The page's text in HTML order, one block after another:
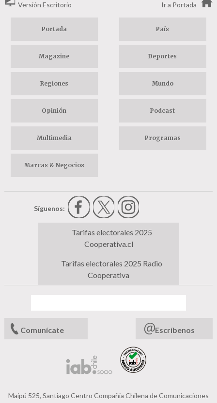
Versión Escritorio Ir a Portada
Portada País
Magazine Deportes
Regiones Mundo
Opinión Podcast
Multimedia Programas
Marcas & Negocios
Síguenos:
Tarifas electorales 2025
Cooperativa.cl
Tarifas electorales 2025 Radio
Cooperativa
Comunícate Escríbenos
Maipú 525, Santiago Centro Compañia Chilena de Comunicaciones